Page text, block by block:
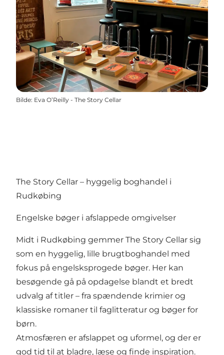
Bilde: Eva O’Reilly - The Story Cellar
The Story Cellar – hyggelig boghandel i
Rudkøbing
Engelske bøger i afslappede omgivelser
Midt i Rudkøbing gemmer The Story Cellar sig
som en hyggelig, lille brugtboghandel med
fokus på engelsksprogede bøger. Her kan
besøgende gå på opdagelse blandt et bredt
udvalg af titler – fra spændende krimier og
klassiske romaner til faglitteratur og bøger for
børn.
Atmosfæren er afslappet og uformel, og der er
god tid til at bladre, læse og finde inspiration.